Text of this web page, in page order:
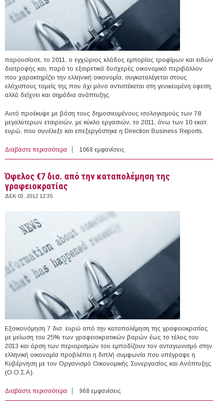
παρουσίασε, το 2011, ο εγχώριος κλάδος εμπορίας τροφίμων και ειδών
διατροφής και, παρά το εξαιρετικά δυσχερές οικονομικό περιβάλλον
που χαρακτηρίζει την ελληνική οικονομία, συγκαταλέγεται στους
ελάχιστους τομείς της που όχι μόνο αντιστέκεται στη γενικευμένη ύφεση,
αλλά δείχνει και σημάδια ανάπτυξης.
Αυτό προέκυψε με βάση τους δημοσιευμένους ισολογισμούς των 78
μεγαλύτερων εταιρειών, με κύκλο εργασιών, το 2011, άνω των 10 εκατ.
ευρώ, που συνέλεξε και επεξεργάστηκε η Direction Business Reports.
Διαβάστε περισσότερα για ‘Αντίσταση’ στην κρίση εμφάνισε ο εμπορικός
κλάδος ειδών διατροφής, το 2011
1068 εμφανίσεις
Όφελος €7 δισ. από την καταπολέμη​ση της
γραφειοκρα​τίας
ΔΕΚ 03, 2012 12:35
Εξοικονόμηση 7 δισ. ευρώ από την καταπολέμηση της γραφειοκρατίας
με μείωση του 25% των γραφειοκρατικών βαρών έως το τέλος του
2013 και άρση των περιορισμών του εμποδίζουν τον ανταγωνισμό στην
ελληνική οικονομία προβλέπει η διπλή συμφωνία που υπέγραψε η
Κυβέρνηση με τον Οργανισμό Οικονομικής Συνεργασίας και Ανάπτυξης
(Ο.Ο.Σ.Α).
Διαβάστε περισσότερα για Όφελος €7 δισ. από την καταπολέμη​ση της
γραφειοκρα​τίας
968 εμφανίσεις